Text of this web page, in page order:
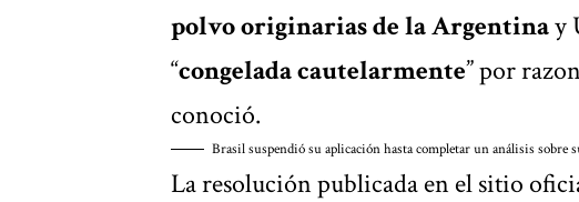
polvo originarias de la Argentinay
“congelada cautelarmente” por
conoció.
Brasil suspendió su aplicación hasta completar un análisis sobre
La resolución publicada en el sitio